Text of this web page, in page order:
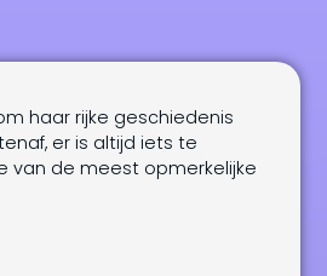
haar rijke geschiedenis
er is altijd iets te
van de meest opmerkelijke